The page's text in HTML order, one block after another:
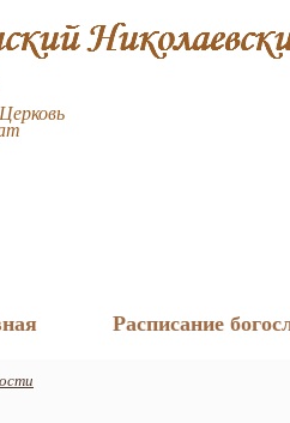
Расписание